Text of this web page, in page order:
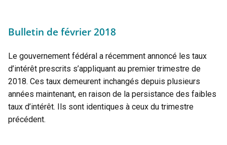
Bulletin de février 2018
Le gouvernement fédéral a récemment annoncé les taux
d’intérêt prescrits s’appliquant au premier trimestre de
2018. Ces taux demeurent inchangés depuis plusieurs
années maintenant, en raison de la persistance des faibles
taux d’intérêt. Ils sont identiques à ceux du trimestre
précédent.